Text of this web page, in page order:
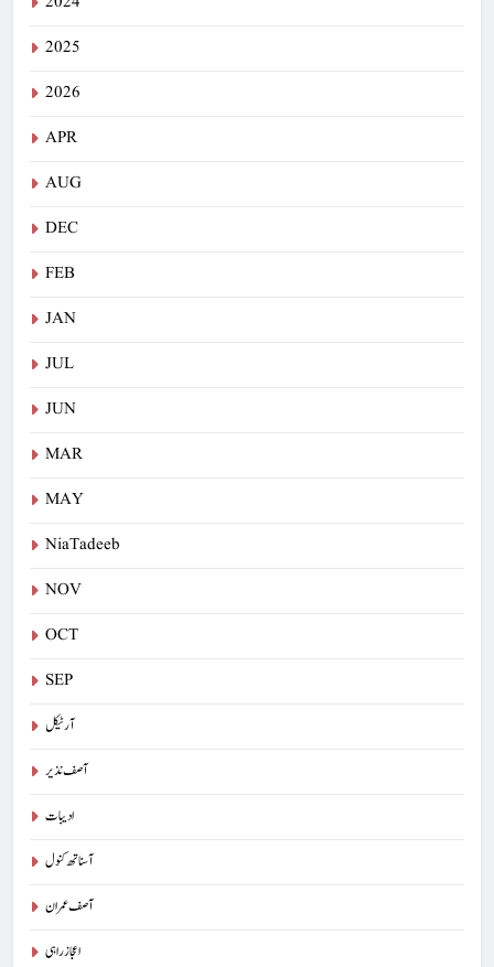
2025
2026
APR
AUG
DEC
FEB
JAN
JUL
JUN
MAR
MAY
NiaTadeeb
NOV
OCT
SEP
آرٹیکل
آصف نذیر
ادیبات
آسناتھ کنول
آصف عمران
اعجاز راہی